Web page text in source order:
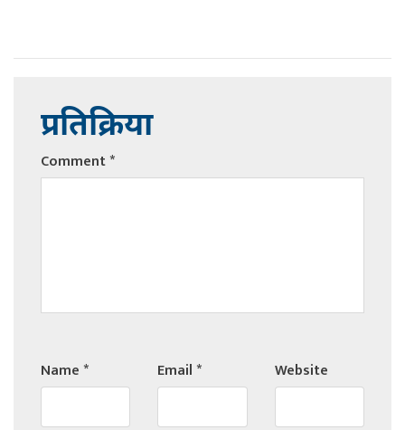
प्रतिक्रिया
Comment*
Name* Email* Website